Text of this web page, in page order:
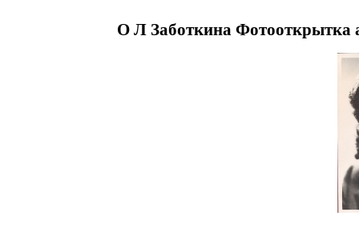
О Л Заботкина Фотооткрытка